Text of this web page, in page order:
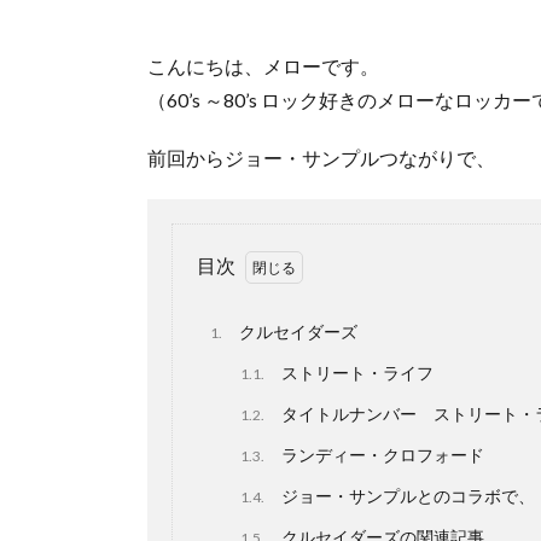
こんにちは、メローです。
（60’s ～80’s ロック好きのメローなロッカー
前回からジョー・サンプルつながりで、
目次
1. クルセイダーズ
1.1. ストリート・ライフ
1.2. タイトルナンバー ストリート・
1.3. ランディー・クロフォード
1.4. ジョー・サンプルとのコラボで、
クルセイダーズの関連記事